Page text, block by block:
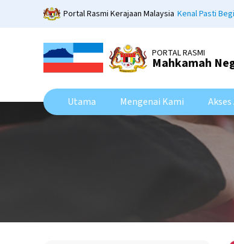
Portal Rasmi Kerajaan Malaysia Kenal Pasti
PORTAL RASMI
Mahkamah
Utama Mengenai Kami